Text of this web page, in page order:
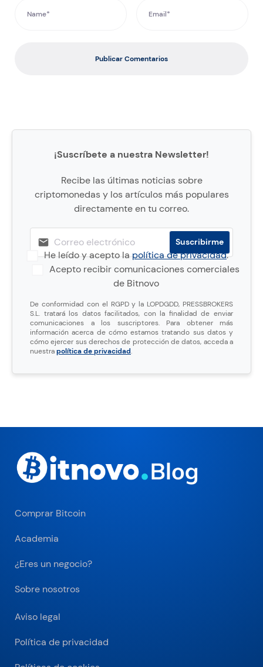
Publicar Comentarios
¡Suscríbete a nuestra Newsletter!
Recibe las últimas noticias sobre
criptomonedas y los artículos más populares
directamente en tu correo.
He leído y acepto lapolítica de privacidad.
Acepto recibir comunicaciones comerciales
de Bitnovo
De conformidad con el RGPD y la LOPDGDD, PRESSBROKERS
S.L. tratará los datos facilitados, con la finalidad de enviar
comunicaciones a los suscriptores. Para obtener más
información acerca de cómo estamos tratando sus datos y
cómo ejercer sus derechos de protección de datos, acceda a
nuestrapolítica de privacidad.
Comprar Bitcoin
Academia
¿Eres un negocio?
Sobre nosotros
Aviso legal
Política de privacidad